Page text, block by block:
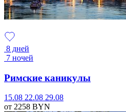
8 дней
7 ночей
Римские каникулы
15.08 22.08 29.08
от 2258 BYN